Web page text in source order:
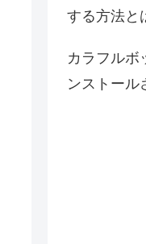
する方法と
カラフルボ
ンストール